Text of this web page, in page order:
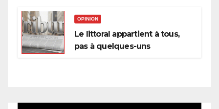
OPINION
Le littoral appartient à tous,
pas à quelques-uns